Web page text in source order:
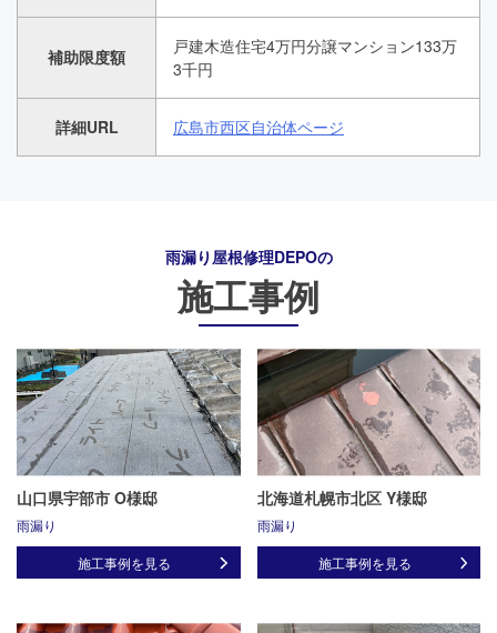
補助限度額
戸建木造住宅4万円分譲マンション133万
3千円
詳細URL 広島市西区自治体ページ
雨漏り屋根修理DEPOの
施工事例
山口県宇部市 O様邸
雨漏り
施工事例を見る
北海道札幌市北区 Y様邸
雨漏り
施工事例を見る